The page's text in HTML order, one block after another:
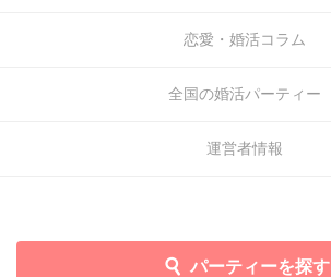
パーティーを探す
恋愛・婚活コラム
全国の婚活パーティー
運営者情報